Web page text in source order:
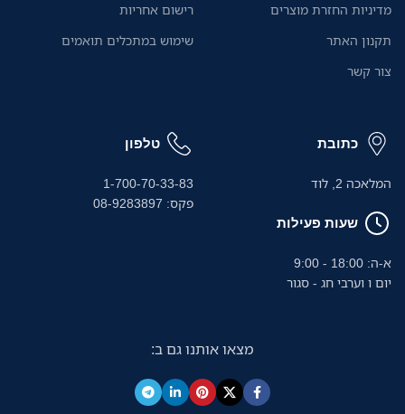
באמצעות אפליקציית Brotherמדיניות החזרת מוצרים
תקנון האתר
צור קשר
רישום אחריות
שימוש במתכלים תואמים
כתובת
המלאכה 2, לוד
שעות פעילות
א-ה: 18:00 - 9:00
יום ו וערבי חג - סגור
טלפון
1-700-70-33-83
פקס: 08-9283897
מצאו אותנו גם ב: